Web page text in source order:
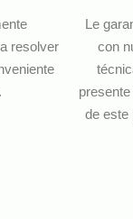
resolver
Le
con
de este